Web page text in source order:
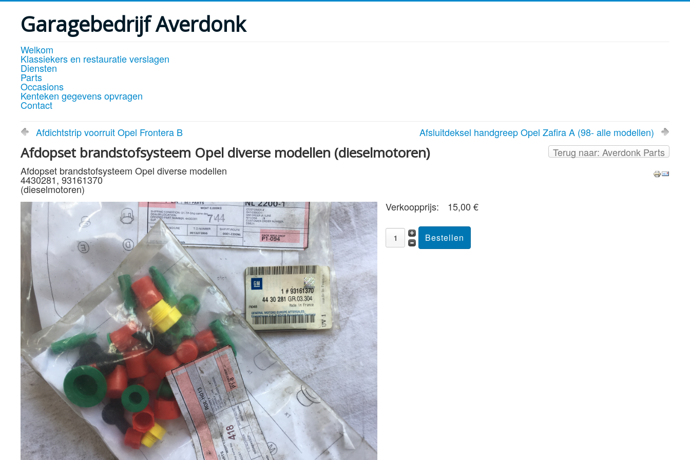
Garagebedrijf Averdonk
Welkom
Klassiekers en restauratie verslagen
Diensten
Parts
Occasions
Kenteken gegevens opvragen
Contact
Afdichtstrip voorruit Opel Frontera B
Afsluitdeksel handgreep Opel Zafira A (98- alle modellen)
Terug naar: Averdonk Parts
Afdopset brandstofsysteem Opel diverse modellen (dieselmotoren)
Afdopset brandstofsysteem Opel diverse modellen
4430281, 93161370
(dieselmotoren)
Verkoopprijs:
15,00 €